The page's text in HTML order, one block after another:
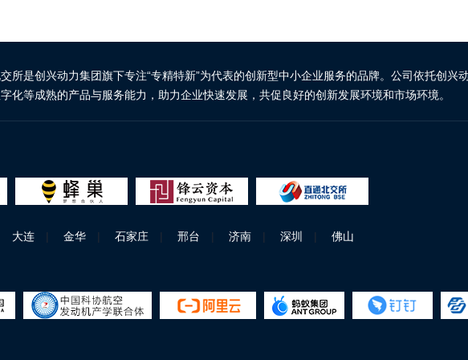
所是创兴动力集团旗下专注“专精特新”为代表的创新型中小企业服务的品牌。公司依托创
化等成熟的产品与服务能力，助力企业快速发展，共促良好的创新发展环境和市场环境。
大连 | 金华 | 石家庄 | 邢台 | 济南 | 深圳 | 佛山